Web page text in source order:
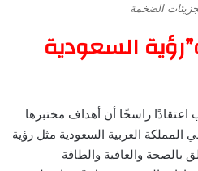
الضخمة
السعودية
اعتقادًا راسخًا أن أهداف مختبرها
المملكة العربية السعودية مثل رؤية
يتعلق بالصحة والعافية والطاقة